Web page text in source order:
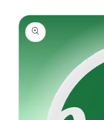
Vai alle
informazioni
prodotto